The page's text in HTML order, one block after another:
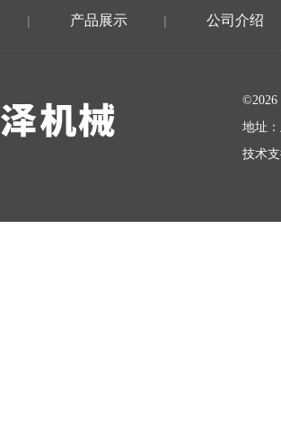
| 产品展示 | 公司介绍
地址
技术